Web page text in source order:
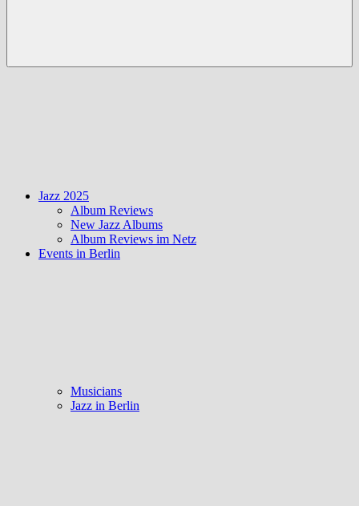
Jazz 2025
Album Reviews
New Jazz Albums
Album Reviews im Netz
Events in Berlin
Musicians
Jazz in Berlin